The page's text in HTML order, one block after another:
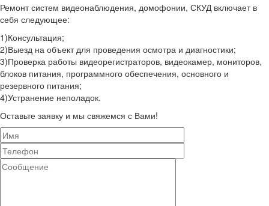
Ремонт систем видеонаблюдения, домофонии, СКУД включает в
себя следующее:
1)Консультация;
2)Выезд на объект для проведения осмотра и диагностики;
3)Проверка работы видеорегистраторов, видеокамер, мониторов,
блоков питания, программного обеспечения, основного и
резервного питания;
4)Устранение неполадок.
Оставьте заявку и мы свяжемся с Вами!